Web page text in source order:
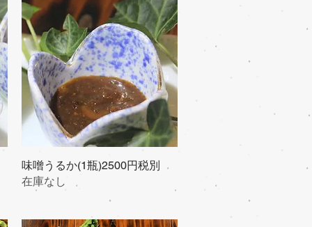
クイックビュー
味噌うるか(1瓶)2500円税別
在庫なし